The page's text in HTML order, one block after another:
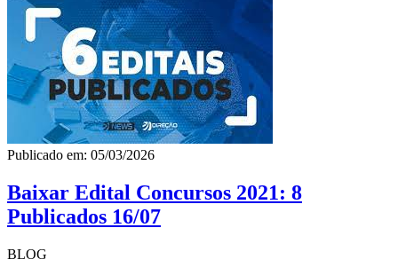
Publicado em: 05/03/2026
Baixar Edital Concursos 2021: 8
Publicados 16/07
BLOG